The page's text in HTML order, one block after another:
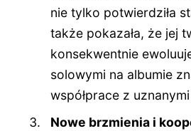
nie tylko potwierdziła
także pokazała, że jej
konsekwentnie
solowymi na albumie
współprace z
Nowe brzmienia i